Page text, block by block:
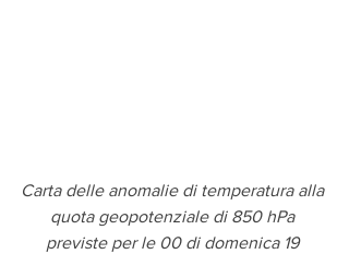
Carta delle anomalie di temperatura alla
quota geopotenziale di 850 hPa
previste per le 00 di domenica 19